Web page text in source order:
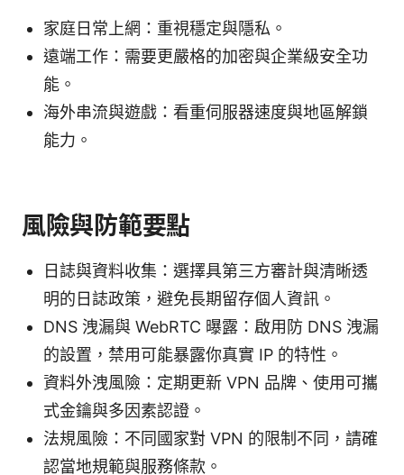
家庭日常上網：重視穩定與隱私。
遠端工作：需要更嚴格的加密與企業級安全功
能。
海外串流與遊戲：看重伺服器速度與地區解鎖
能力。
風險與防範要點
日誌與資料收集：選擇具第三方審計與清晰透
明的日誌政策，避免長期留存個人資訊。
DNS 洩漏與 WebRTC 曝露：啟用防 DNS 洩漏
的設置，禁用可能暴露你真實 IP 的特性。
資料外洩風險：定期更新 VPN 品牌、使用可攜
式金鑰與多因素認證。
法規風險：不同國家對 VPN 的限制不同，請確
認當地規範與服務條款。